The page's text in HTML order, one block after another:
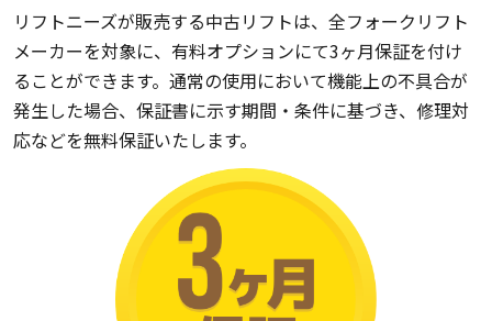
リフトニーズが販売する中古リフトは、全フォークリフト
メーカーを対象に、有料オプションにて3ヶ月保証を付け
ることができます。通常の使用において機能上の不具合が
発生した場合、保証書に示す期間・条件に基づき、修理対
応などを無料保証いたします。